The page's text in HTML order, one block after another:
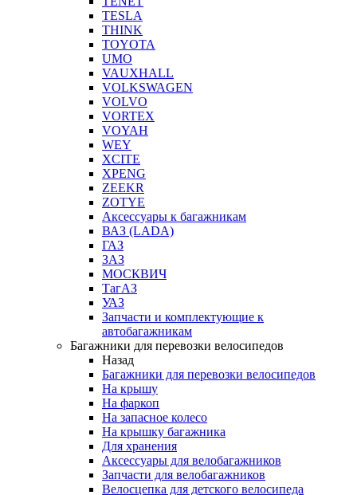
TESLA
THINK
TOYOTA
UMO
VAUXHALL
VOLKSWAGEN
VOLVO
VORTEX
VOYAH
WEY
XCITE
XPENG
ZEEKR
ZOTYE
Аксессуары к багажникам
ВАЗ (LADA)
ГАЗ
ЗАЗ
МОСКВИЧ
ТагАЗ
УАЗ
Запчасти и комплектующие к
автобагажникам
Багажники для перевозки велосипедов
Назад
Багажники для перевозки велосипедов
На крышу
На фаркоп
На запасное колесо
На крышку багажника
Для хранения
Аксессуары для велобагажников
Запчасти для велобагажников
Велосцепка для детского велосипеда